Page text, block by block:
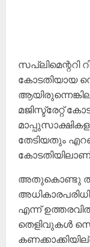
സപ്ലിമെന്ററി
കോടതിയായ
മജിസ്ട്രേറ്റ്
തേടിയതും
അതുകൊണ്ടു
എന്ന്
തെളിവുകൾ